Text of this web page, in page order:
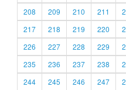
208
209 210 211
217
218 219 220
226
227 228 229
235
236 237 238
244
245 246 247